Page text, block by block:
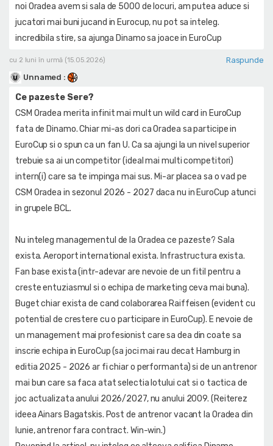
noi Oradea avem si sala de 5000 de locuri, am putea aduce si
jucatori mai buni jucand in Eurocup, nu pot sa inteleg.
incredibila stire, sa ajunga Dinamo sa joace in EuroCup
cu 2 luni în urmă (15.05.2026)
Raspunde
Unnamed :
Ce pazeste Sere?
CSM Oradea merita infinit mai mult un wild card in EuroCup
fata de Dinamo. Chiar mi-as dori ca Oradea sa participe in
EuroCup si o spun ca un fan U. Ca sa ajungi la un nivel superior
trebuie sa ai un competitor (ideal mai multi competitori)
intern(i) care sa te impinga mai sus. Mi-ar placea sa o vad pe
CSM Oradea in sezonul 2026 - 2027 daca nu in EuroCup atunci
in grupele BCL.
Nu inteleg managementul de la Oradea ce pazeste? Sala
exista. Aeroport international exista. Infrastructura exista.
Fan base exista (intr-adevar are nevoie de un fitil pentru a
creste entuziasmul si o echipa de marketing ceva mai buna).
Buget chiar exista de cand colaborarea Raiffeisen (evident cu
potential de crestere cu o participare in EuroCup). E nevoie de
un management mai profesionist care sa dea din coate sa
inscrie echipa in EuroCup (sa joci mai rau decat Hamburg in
editia 2025 - 2026 ar fi chiar o performanta) si de un antrenor
mai bun care sa faca atat selectia lotului cat si o tactica de
joc actualizata anului 2026/2027, nu anului 2009. (Reiterez
ideea Ainars Bagatskis. Post de antrenor vacant la Oradea din
Iunie, antrenor fara contract. Win-win.)